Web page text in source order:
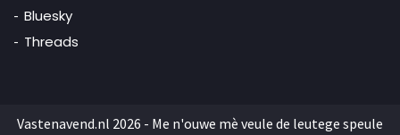
Bluesky
Threads
Vastenavend.nl 2026 - Me n'ouwe mè veule de leutege speule